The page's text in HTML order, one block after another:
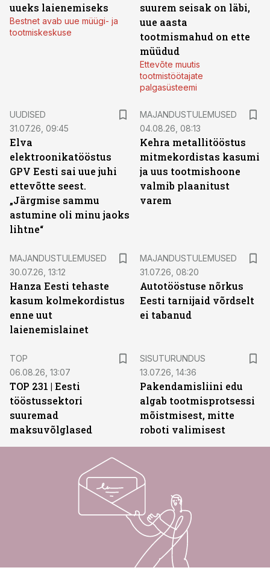
uueks laienemiseks
Bestnet avab uue müügi- ja
tootmiskeskuse
suurem seisak on läbi,
uue aasta
tootmismahud on ette
müüdud
Ettevõte muutis
tootmistöötajate
palgasüsteemi
UUDISED
31.07.26, 09:45
Elva
elektroonikatööstus
GPV Eesti sai uue juhi
ettevõtte seest.
„Järgmise sammu
astumine oli minu jaoks
lihtne“
MAJANDUSTULEMUSED
04.08.26, 08:13
Kehra metallitööstus
mitmekordistas kasumi
ja uus tootmishoone
valmib plaanitust
varem
MAJANDUSTULEMUSED
30.07.26, 13:12
Hanza Eesti tehaste
kasum kolmekordistus
enne uut
laienemislainet
MAJANDUSTULEMUSED
31.07.26, 08:20
Autotööstuse nõrkus
Eesti tarnijaid võrdselt
ei tabanud
TOP
06.08.26, 13:07
TOP 231 | Eesti
tööstussektori
suuremad
maksuvõlglased
SISUTURUNDUS
13.07.26, 14:36
Pakendamisliini edu
algab tootmisprotsessi
mõistmisest, mitte
roboti valimisest